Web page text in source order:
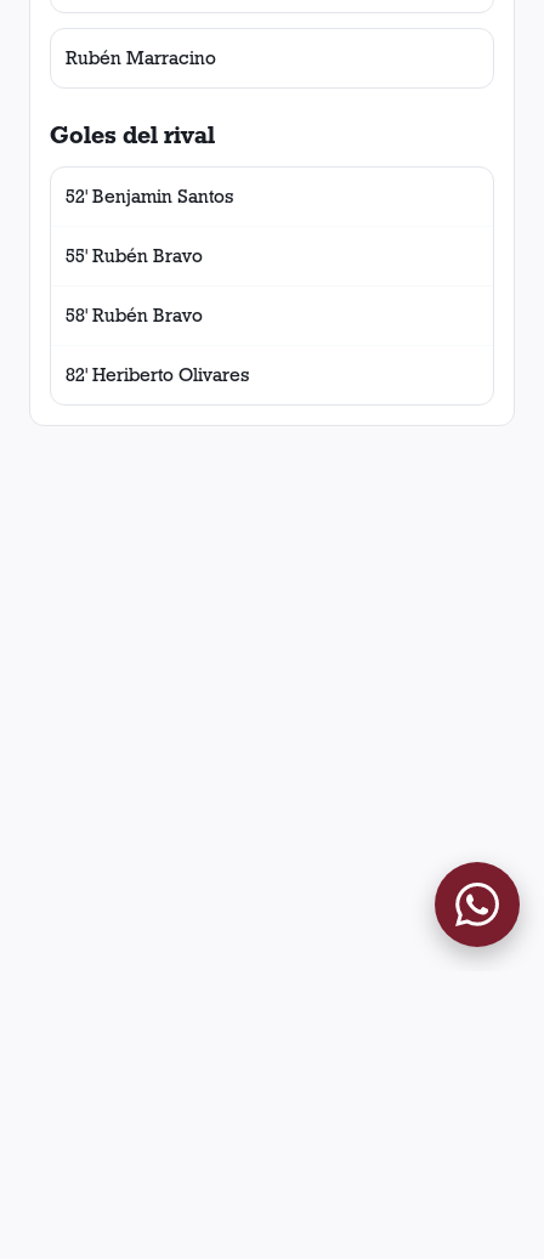
Rubén Marracino
Goles del rival
52' Benjamin Santos
55' Rubén Bravo
58' Rubén Bravo
82' Heriberto Olivares